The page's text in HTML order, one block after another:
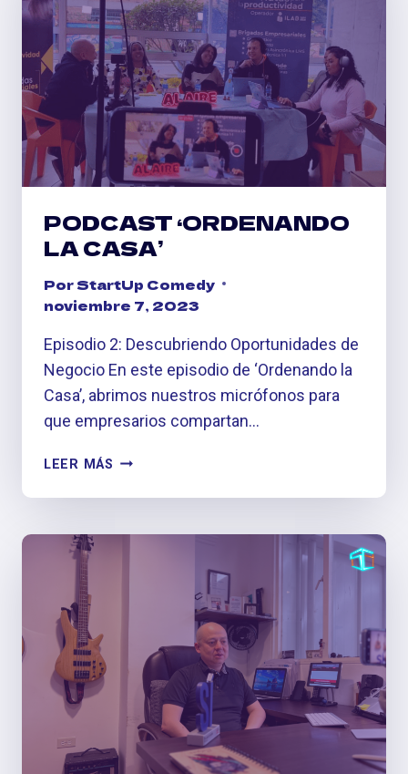
ÉXITO
PODCAST ‘ORDENANDO
LA CASA’
PorStartUp Comedy
noviembre 7, 2023
Episodio 2: Descubriendo Oportunidades de
Negocio En este episodio de ‘Ordenando la
Casa’, abrimos nuestros micrófonos para
que empresarios compartan…
LEER MÁS PODCAST
LA